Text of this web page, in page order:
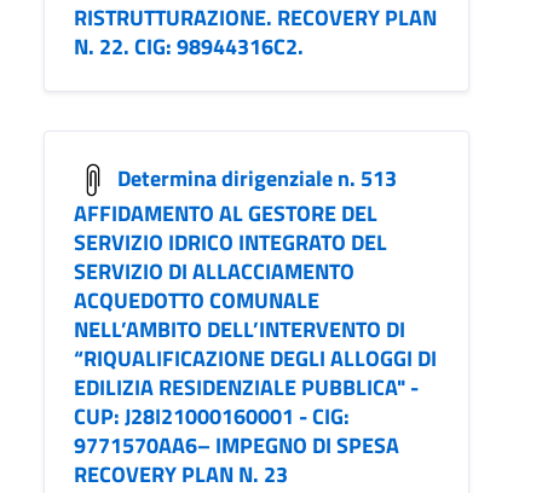
RISTRUTTURAZIONE. RECOVERY PLAN
N. 22. CIG: 98944316C2.
Determina dirigenziale n. 513
AFFIDAMENTO AL GESTORE DEL
SERVIZIO IDRICO INTEGRATO DEL
SERVIZIO DI ALLACCIAMENTO
ACQUEDOTTO COMUNALE
NELL’AMBITO DELL’INTERVENTO DI
“RIQUALIFICAZIONE DEGLI ALLOGGI DI
EDILIZIA RESIDENZIALE PUBBLICA" -
CUP: J28I21000160001 - CIG:
9771570AA6– IMPEGNO DI SPESA
RECOVERY PLAN N. 23